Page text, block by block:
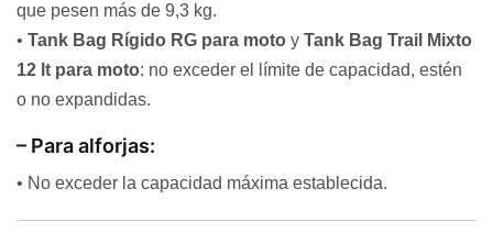
que pesen más de 9,3 kg.
•Tank Bag Rígido RG para moto yTank Bag Trail Mixto
12 lt para moto: no exceder el límite de capacidad, estén
o no expandidas.
– Para alforjas:
• No exceder la capacidad máxima establecida.